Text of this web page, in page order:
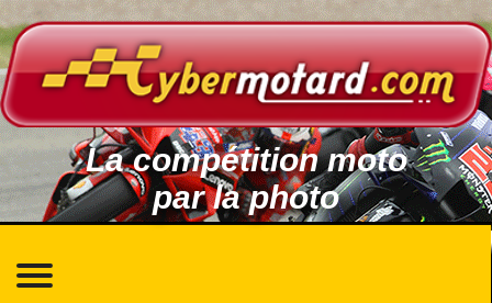
La compétition moto
par la photo